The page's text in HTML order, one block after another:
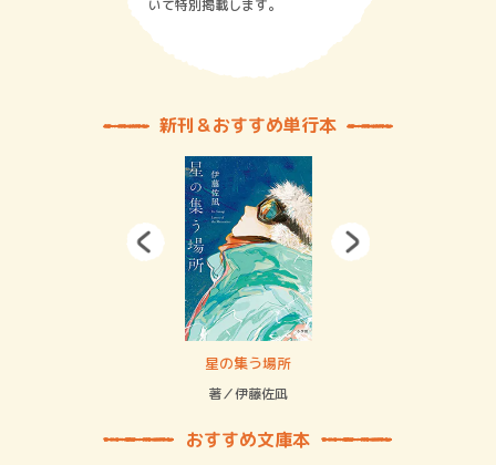
いて特別掲載します。
新刊＆おすすめ単行本
星の集う場所
著／伊藤佐凪
おすすめ文庫本